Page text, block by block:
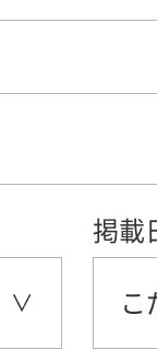
掲載
こ